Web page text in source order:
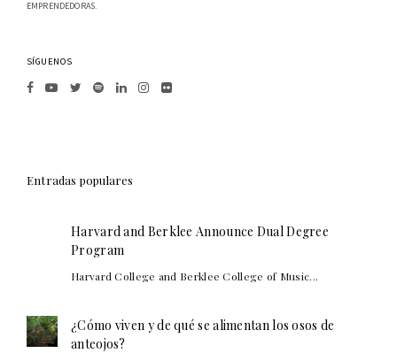
EMPRENDEDORAS.
SÍGUENOS
Entradas populares
Harvard and Berklee Announce Dual Degree
Program
Harvard College and Berklee College of Music...
¿Cómo viven y de qué se alimentan los osos de
anteojos?